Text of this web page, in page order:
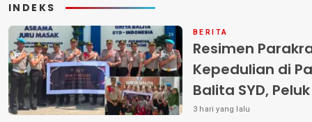
INDEKS
BERITA
Resimen
Kepedulian di
Balita SYD,
Terlantar
3 hari yang lalu